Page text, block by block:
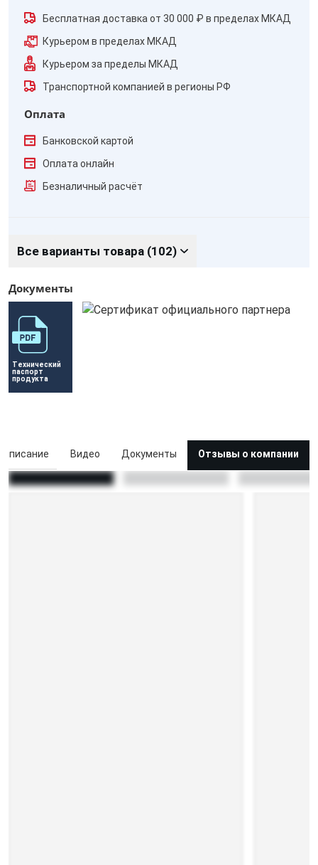
Бесплатная доставка от 30 000 ₽ в пределах МКАД
Курьером в пределах МКАД
Курьером за пределы МКАД
Транспортной компанией в регионы РФ
Оплата
Банковской картой
Оплата онлайн
Безналичный расчёт
Все варианты товара (102)
Документы
Технический
паспорт
продукта
Описание Видео Документы Отзывы о компании